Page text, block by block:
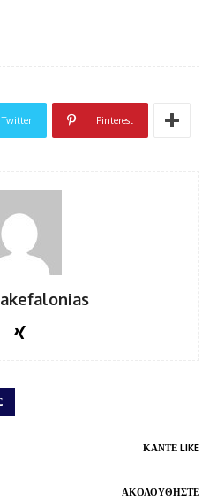
Twitter Pinterest
ΚΆΝΤΕ LIKE
ΑΚΟΛΟΥΘΉΣΤΕ